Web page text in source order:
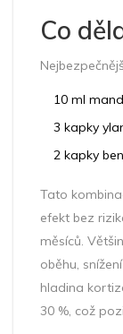
Co
10 ml
3 kapky
2 kapky
Tato
efekt bez
měsíců.
oběhu,
hladina
30 %, což